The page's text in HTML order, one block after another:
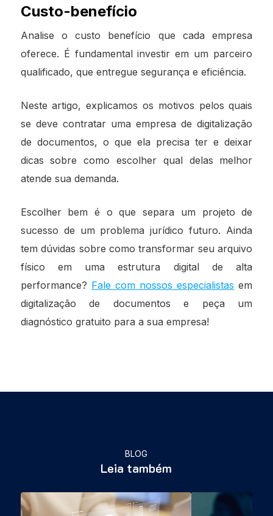
Custo-benefício
Analise o custo benefício que cada empresa
oferece. É fundamental investir em um parceiro
qualificado, que entregue segurança e eficiência.
Neste artigo, explicamos os motivos pelos quais
se deve contratar uma empresa de digitalização
de documentos, o que ela precisa ter e deixar
dicas sobre como escolher qual delas melhor
atende sua demanda.
Escolher bem é o que separa um projeto de
sucesso de um problema jurídico futuro. Ainda
tem dúvidas sobre como transformar seu arquivo
físico em uma estrutura digital de alta
performance? Fale com nossos especialistas em
digitalização de documentos e peça um
diagnóstico gratuito para a sua empresa!
BLOG
Leia também